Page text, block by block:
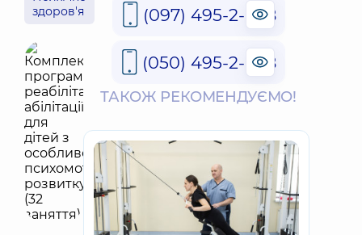
здоров'я
(097) 495-2-888
(050) 495-2-888
ТАКОЖ РЕКОМЕНДУЄМО!